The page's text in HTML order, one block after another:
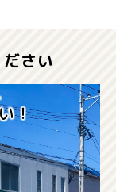
ださい
！